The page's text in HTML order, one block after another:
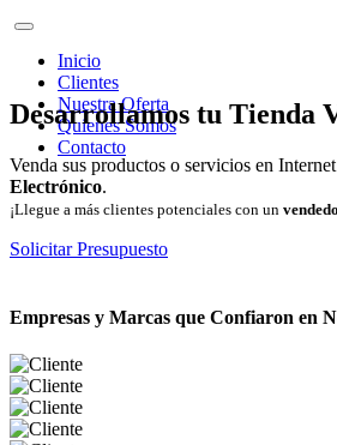
Inicio
Clientes
Nuestra Oferta
Quienes Somos
Contacto
Desarrollamos tu Tienda
Venda sus productos o servicios en
Electrónico.
¡Llegue a más clientes potenciales con un
Solicitar Presupuesto
Empresas y Marcas que Confiaron en